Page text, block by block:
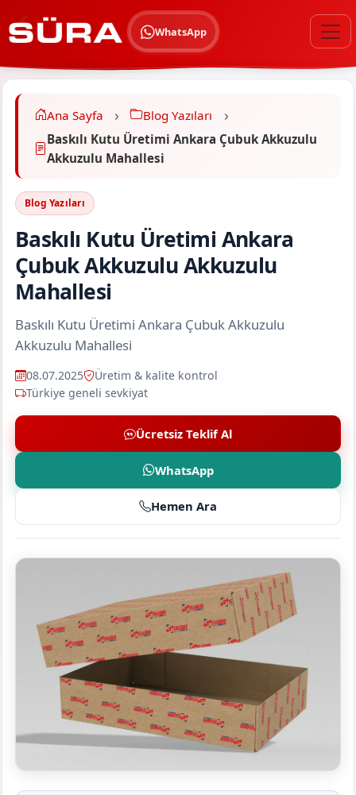
WhatsApp
Ana Sayfa
Blog Yazıları
Baskılı Kutu Üretimi Ankara Çubuk Akkuzulu
Akkuzulu Mahallesi
Blog Yazıları
Baskılı Kutu Üretimi Ankara
Çubuk Akkuzulu Akkuzulu
Mahallesi
Baskılı Kutu Üretimi Ankara Çubuk Akkuzulu
Akkuzulu Mahallesi
08.07.2025
Üretim & kalite kontrol
Türkiye geneli sevkiyat
Ücretsiz Teklif Al
WhatsApp
Hemen Ara